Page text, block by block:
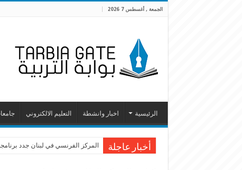
الجمعة , أغسطس 7 2026
الرئيسية اخبار وانشطة التعليم الالكتروني
أخبار عاجلة المركز الفرنسي في لبنان جدد